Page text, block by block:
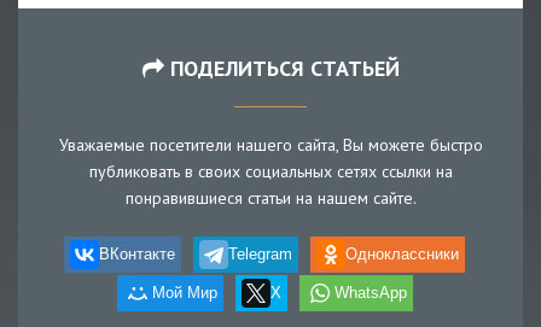
ПОДЕЛИТЬСЯ СТАТЬЕЙ
Уважаемые посетители нашего сайта, Вы можете быстро
публиковать в своих социальных сетях ссылки на
понравившиеся статьи на нашем сайте.
ВКонтакте Telegram Одноклассники
Мой Мир X WhatsApp